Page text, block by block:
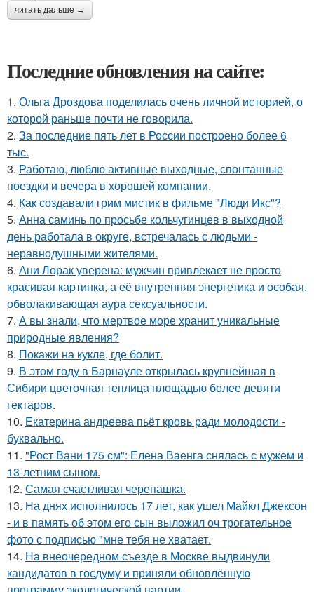
читать дальше →
Последние обновления на сайте:
1. Ольга Дроздова поделилась очень личной историей, о
которой раньше почти не говорила.
2. За последние пять лет в России построено более 6
тыс.
3. Работаю, люблю активные выходные, спонтанные
поездки и вечера в хорошей компании.
4. Как создавали грим мистик в фильме "Люди Икс"?
5. Анна саминь по просьбе кольчугинцев в выходной
день работала в округе, встречалась с людьми -
неравнодушными жителями.
6. Ани Лорак уверена: мужчин привлекает не просто
красивая картинка, а её внутренняя энергетика и особая,
обволакивающая аура сексуальности.
7. А вы знали, что мертвое море хранит уникальные
природные явления?
8. Покажи на кукле, где болит.
9. В этом году в Барнауле открылась крупнейшая в
Сибири цветочная теплица площадью более девяти
гектаров.
10. Екатерина андреева пьёт кровь ради молодости -
буквально.
11. "Рост Вани 175 см": Елена Ваенга снялась с мужем и
13-летним сыном.
12. Самая счастливая черепашка.
13. На днях исполнилось 17 лет, как ушел Майкл Джексон
- и в память об этом его сын выложил оч трогательное
фото с подписью "мне тебя не хватает.
14. На внеочередном съезде в Москве выдвинули
кандидатов в госдуму и приняли обновлённую